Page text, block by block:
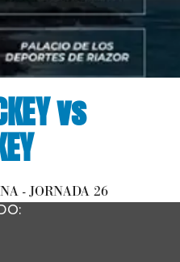
vs
- JORNADA 26
: